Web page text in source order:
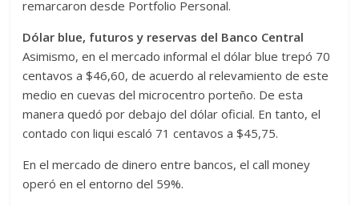
remarcaron desde Portfolio Personal.
Dólar blue, futuros y reservas del Banco Central
Asimismo, en el mercado informal el dólar blue trepó 70
centavos a $46,60, de acuerdo al relevamiento de este
medio en cuevas del microcentro porteño. De esta
manera quedó por debajo del dólar oficial. En tanto, el
contado con liqui escaló 71 centavos a $45,75.
En el mercado de dinero entre bancos, el call money
operó en el entorno del 59%.